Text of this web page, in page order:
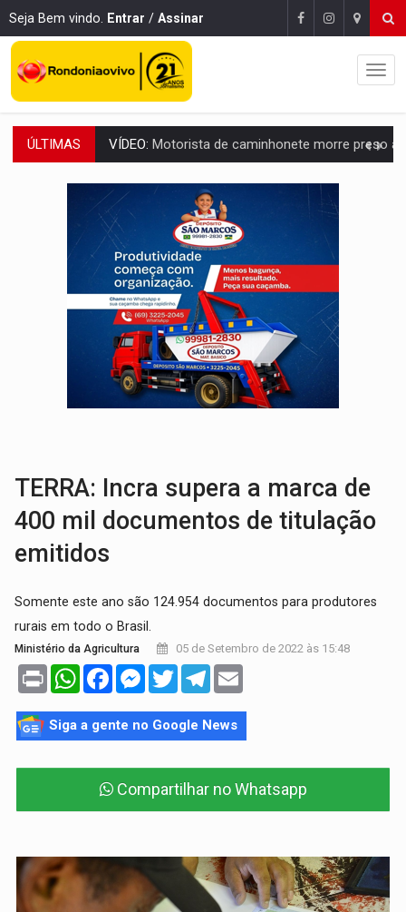
Seja Bem vindo. Entrar / Assinar
ÚLTIMAS LAZER:Seis lugares gratuitos para aproveitar o fim de semana
VÍDEO:FTICCO e Força Tática prendem membro do CV com arma e drogas
INCLUSÃO: Prefeitura fortalece parceria com a APAE para ampliar ações
DEFESA:Exército testa inovações no combate a drones durante
TEMAS SOCIOAMBIENTAIS:Em Itapuã do Oeste, CINEMAZÔNIA leva cinema
PREVISÃO:Interior de Rondônia terá sábado (8) de calor intenso
INFRAESTRUTURA:Após quase 30 anos de espera, asfalto chega ao
A ILHA:Coreografia de Rondônia estreia na programação do Festival de
TERRA: Incra supera a marca de
400 mil documentos de titulação
emitidos
Somente este ano são 124.954 documentos para produtores
rurais em todo o Brasil.
Ministério da Agricultura 05 de Setembro de 2022 às 15:48
Print WhatsAppFacebookMessenger
TwitterTelegram
Siga a gente no Google News
Compartilhar no Whatsapp